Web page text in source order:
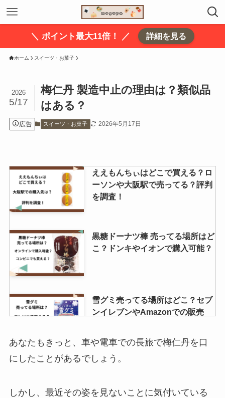
＼ ポイント最大11倍！ ／ 詳細を見る
ホーム スイーツ・お菓子
梅仁丹 製造中止の理由は？類似品
はある？
2026
5/17
広告 スイーツ・お菓子 2026年5月17日
ええもんちぃはどこで買える？ロ
ーソンや大阪駅で売ってる？評判
を調査！
黒糖ドーナツ棒 売ってる場所はど
こ？ドンキやイオンで購入可能？
雪グミ売ってる場所はどこ？セブ
ンイレブンやAmazonでの販売
飲むシリカ どこで買える？ドンキ
あなたもきっと、車や電車での長旅で梅仁丹を口
にしたことがあるでしょう。
しかし、最近その姿を見ないことに気付いている